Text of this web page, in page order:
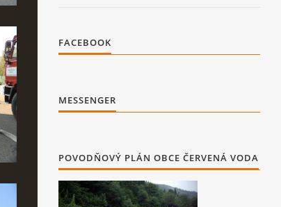
FACEBOOK
MESSENGER
POVODŇOVÝ PLÁN OBCE ČERVENÁ VODA